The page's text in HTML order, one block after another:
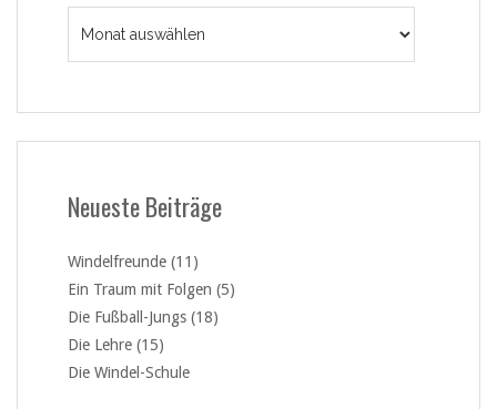
Neueste Beiträge
Windelfreunde (11)
Ein Traum mit Folgen (5)
Die Fußball-Jungs (18)
Die Lehre (15)
Die Windel-Schule